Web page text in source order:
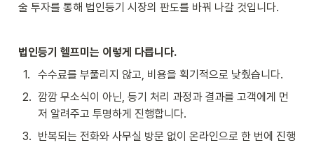
술 투자를 통해 법인등기 시장의 판도를 바꿔 나갈 것입니다.
법인등기 헬프미는 이렇게 다릅니다.
1.
수수료를 부풀리지 않고, 비용을 획기적으로 낮췄습니다.
2. 깜깜 무소식이 아닌, 등기 처리 과정과 결과를 고객에게 먼
저 알려주고 투명하게 진행합니다.
3. 반복되는 전화와 사무실 방문 없이 온라인으로 한 번에 진행